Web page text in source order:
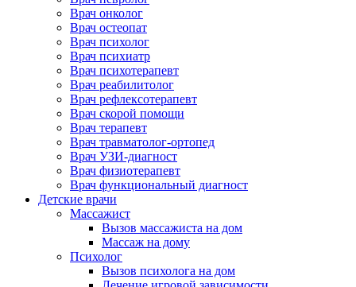
Врач онколог
Врач остеопат
Врач психолог
Врач психиатр
Врач психотерапевт
Врач реабилитолог
Врач рефлексотерапевт
Врач скорой помощи
Врач терапевт
Врач травматолог-ортопед
Врач УЗИ-диагност
Врач физиотерапевт
Врач функциональный диагност
Детские врачи
Массажист
Вызов массажиста на дом
Массаж на дому
Психолог
Вызов психолога на дом